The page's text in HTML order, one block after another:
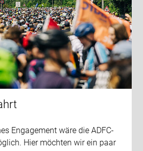
Engagement wäre die ADFC-
Hier möchten wir ein paar